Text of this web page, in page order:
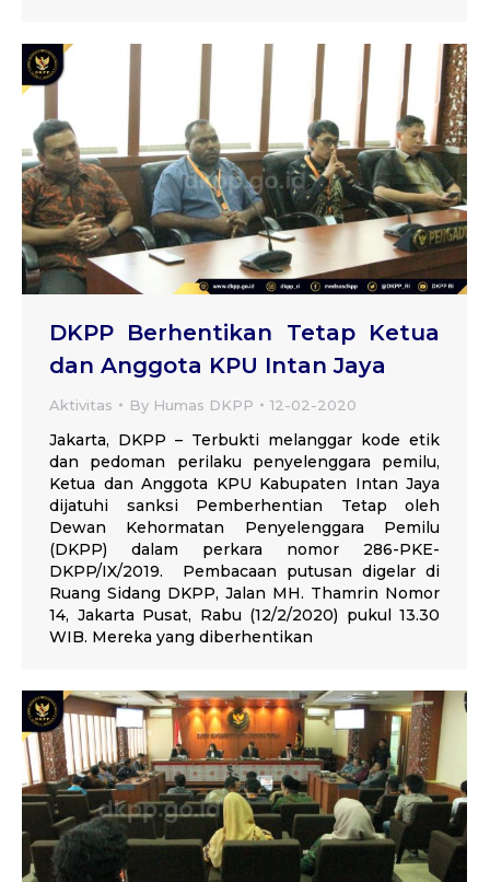
DKPP Berhentikan Tetap Ketua
dan Anggota KPU Intan Jaya
Aktivitas By Humas DKPP 12-02-2020
Jakarta, DKPP – Terbukti melanggar kode etik
dan pedoman perilaku penyelenggara pemilu,
Ketua dan Anggota KPU Kabupaten Intan Jaya
dijatuhi sanksi Pemberhentian Tetap oleh
Dewan Kehormatan Penyelenggara Pemilu
(DKPP) dalam perkara nomor 286-PKE-
DKPP/IX/2019. Pembacaan putusan digelar di
Ruang Sidang DKPP, Jalan MH. Thamrin Nomor
14, Jakarta Pusat, Rabu (12/2/2020) pukul 13.30
WIB. Mereka yang diberhentikan